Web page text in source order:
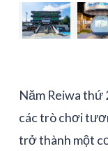
Năm Reiwa thứ
các trò chơi
trở thành một